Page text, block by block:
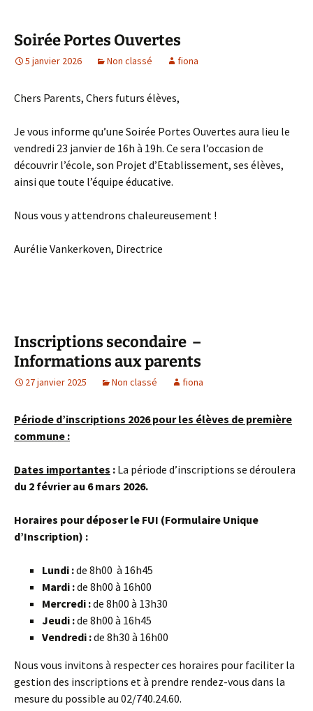
Soirée Portes Ouvertes
5 janvier 2026 Non classé fiona
Chers Parents, Chers futurs élèves,
Je vous informe qu’une Soirée Portes Ouvertes aura lieu le
vendredi 23 janvier de 16h à 19h. Ce sera l’occasion de
découvrir l’école, son Projet d’Etablissement, ses élèves,
ainsi que toute l’équipe éducative.
Nous vous y attendrons chaleureusement !
Aurélie Vankerkoven, Directrice
Inscriptions secondaire –
Informations aux parents
27 janvier 2025 Non classé fiona
Période d’inscriptions 2026 pour les élèves de première
commune :
Dates importantes : La période d’inscriptions se déroulera
du 2 février au 6 mars 2026.
Horaires pour déposer le FUI (Formulaire Unique
d’Inscription) :
Lundi :de 8h00 à 16h45
Mardi :de 8h00 à 16h00
Mercredi :de 8h00 à 13h30
Jeudi :de 8h00 à 16h45
Vendredi :de 8h30 à 16h00
Nous vous invitons à respecter ces horaires pour faciliter la
gestion des inscriptions et à prendre rendez-vous dans la
mesure du possible au 02/740.24.60.